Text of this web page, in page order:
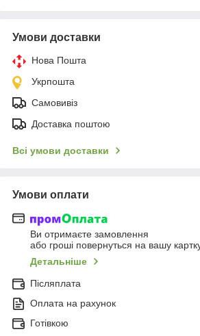
Умови доставки
Нова Пошта
Укрпошта
Самовивіз
Доставка поштою
Всі умови доставки
Умови оплати
Ви отримаєте замовлення
або гроші повернуться на вашу
Детальніше
Післяплата
Оплата на рахунок
Готівкою